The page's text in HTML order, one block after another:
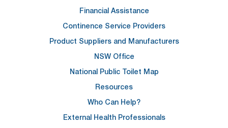
Financial Assistance
Continence Service Providers
Product Suppliers and Manufacturers
NSW Office
National Public Toilet Map
Resources
Who Can Help?
External Health Professionals